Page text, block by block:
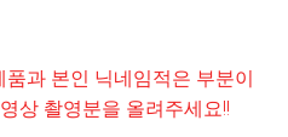
과 본인 닉네임적은 부분이
상 촬영분을 올려주세요!!